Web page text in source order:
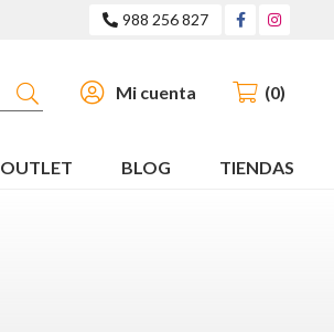
988 256 827
Buscar Mi cuenta 0
OUTLET BLOG TIENDAS